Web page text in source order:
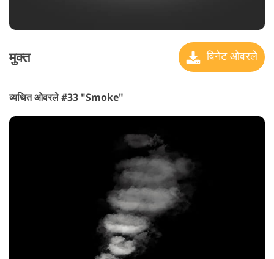
मुक्त विनेट ओवरले
व्यथित ओवरले #33 "Smoke"